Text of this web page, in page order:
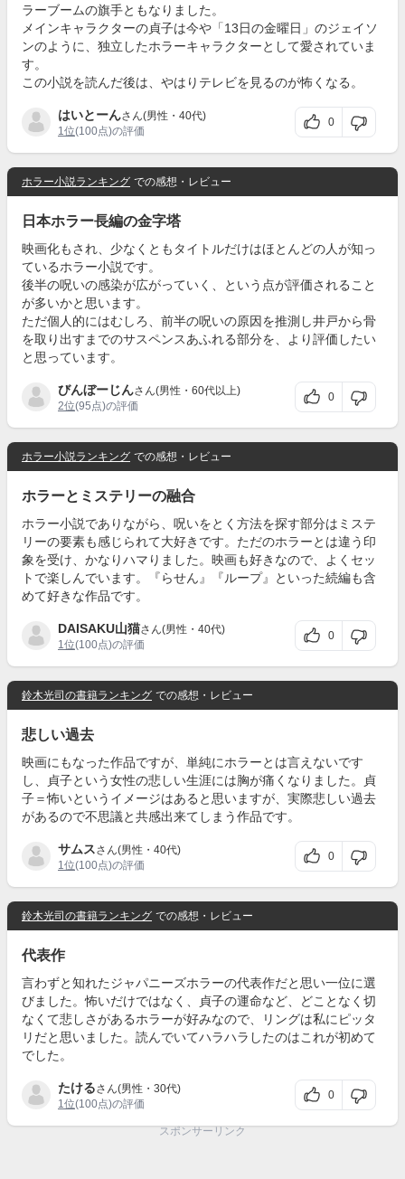
ラーブームの旗手ともなりました。
メインキャラクターの貞子は今や「13日の金曜日」のジェイソ
ンのように、独立したホラーキャラクターとして愛されていま
す。
この小説を読んだ後は、やはりテレビを見るのが怖くなる。
はいとーんさん(男性・40代)
1位(100点)の評価
0
ホラー小説ランキング での感想・レビュー
日本ホラー長編の金字塔
映画化もされ、少なくともタイトルだけはほとんどの人が知っ
ているホラー小説です。
後半の呪いの感染が広がっていく、という点が評価されること
が多いかと思います。
ただ個人的にはむしろ、前半の呪いの原因を推測し井戸から骨
を取り出すまでのサスペンスあふれる部分を、より評価したい
と思っています。
びんぼーじんさん(男性・60代以上)
2位(95点)の評価
0
ホラー小説ランキング での感想・レビュー
ホラーとミステリーの融合
ホラー小説でありながら、呪いをとく方法を探す部分はミステ
リーの要素も感じられて大好きです。ただのホラーとは違う印
象を受け、かなりハマりました。映画も好きなので、よくセッ
トで楽しんでいます。『らせん』『ループ』といった続編も含
めて好きな作品です。
DAISAKU山猫さん(男性・40代)
1位(100点)の評価
0
鈴木光司の書籍ランキング での感想・レビュー
悲しい過去
映画にもなった作品ですが、単純にホラーとは言えないです
し、貞子という女性の悲しい生涯には胸が痛くなりました。貞
子＝怖いというイメージはあると思いますが、実際悲しい過去
があるので不思議と共感出来てしまう作品です。
サムスさん(男性・40代)
1位(100点)の評価
0
鈴木光司の書籍ランキング での感想・レビュー
代表作
言わずと知れたジャパニーズホラーの代表作だと思い一位に選
びました。怖いだけではなく、貞子の運命など、どことなく切
なくて悲しさがあるホラーが好みなので、リングは私にピッタ
リだと思いました。読んでいてハラハラしたのはこれが初めて
でした。
たけるさん(男性・30代)
1位(100点)の評価
0
スポンサーリンク